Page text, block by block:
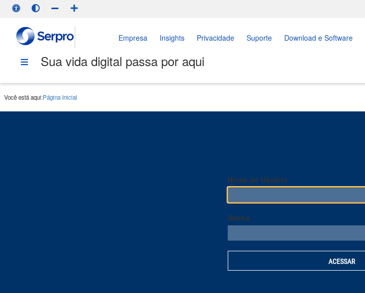
Empresa Insights Privacidade Suporte Download e Software
Sua vida digital passa por aqui
Você está aqui:Página Inicial
Nome do Usuário
Senha